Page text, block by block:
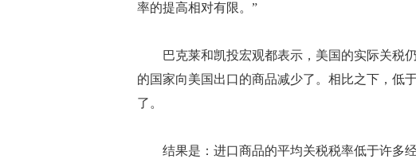
率的提高相对有限。”
巴克莱和凯投宏观都表示，美国的实际关税
的国家向美国出口的商品减少了。相比之下，低
了。
结果是：进口商品的平均关税税率低于许多经